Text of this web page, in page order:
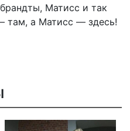
Матисс и так
там, а Матисс — здесь!